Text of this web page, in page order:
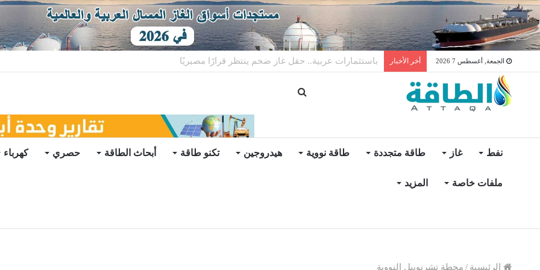
الجمعة, أغسطس 7 2026 أخر الأخبار توليد الكهرباء بالغاز في الإمارات يرتفع للعام الثاني
نفط غاز طاقة متجددة طاقة نووية هيدروجين تكنو طاقة أبحاث الطاقة حصري كهرباء
ملفات خاصة المزيد
الرئيسية / محطة تشرنوبيل النووية